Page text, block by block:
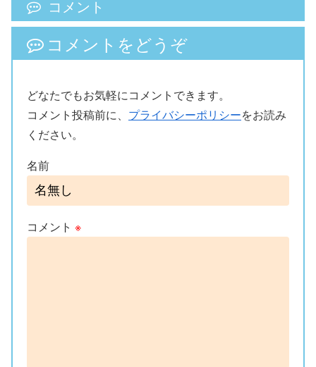
コメント
コメントをどうぞ
どなたでもお気軽にコメントできます。
コメント投稿前に、 プライバシーポリシーをお読み
ください。
名前
コメント ※